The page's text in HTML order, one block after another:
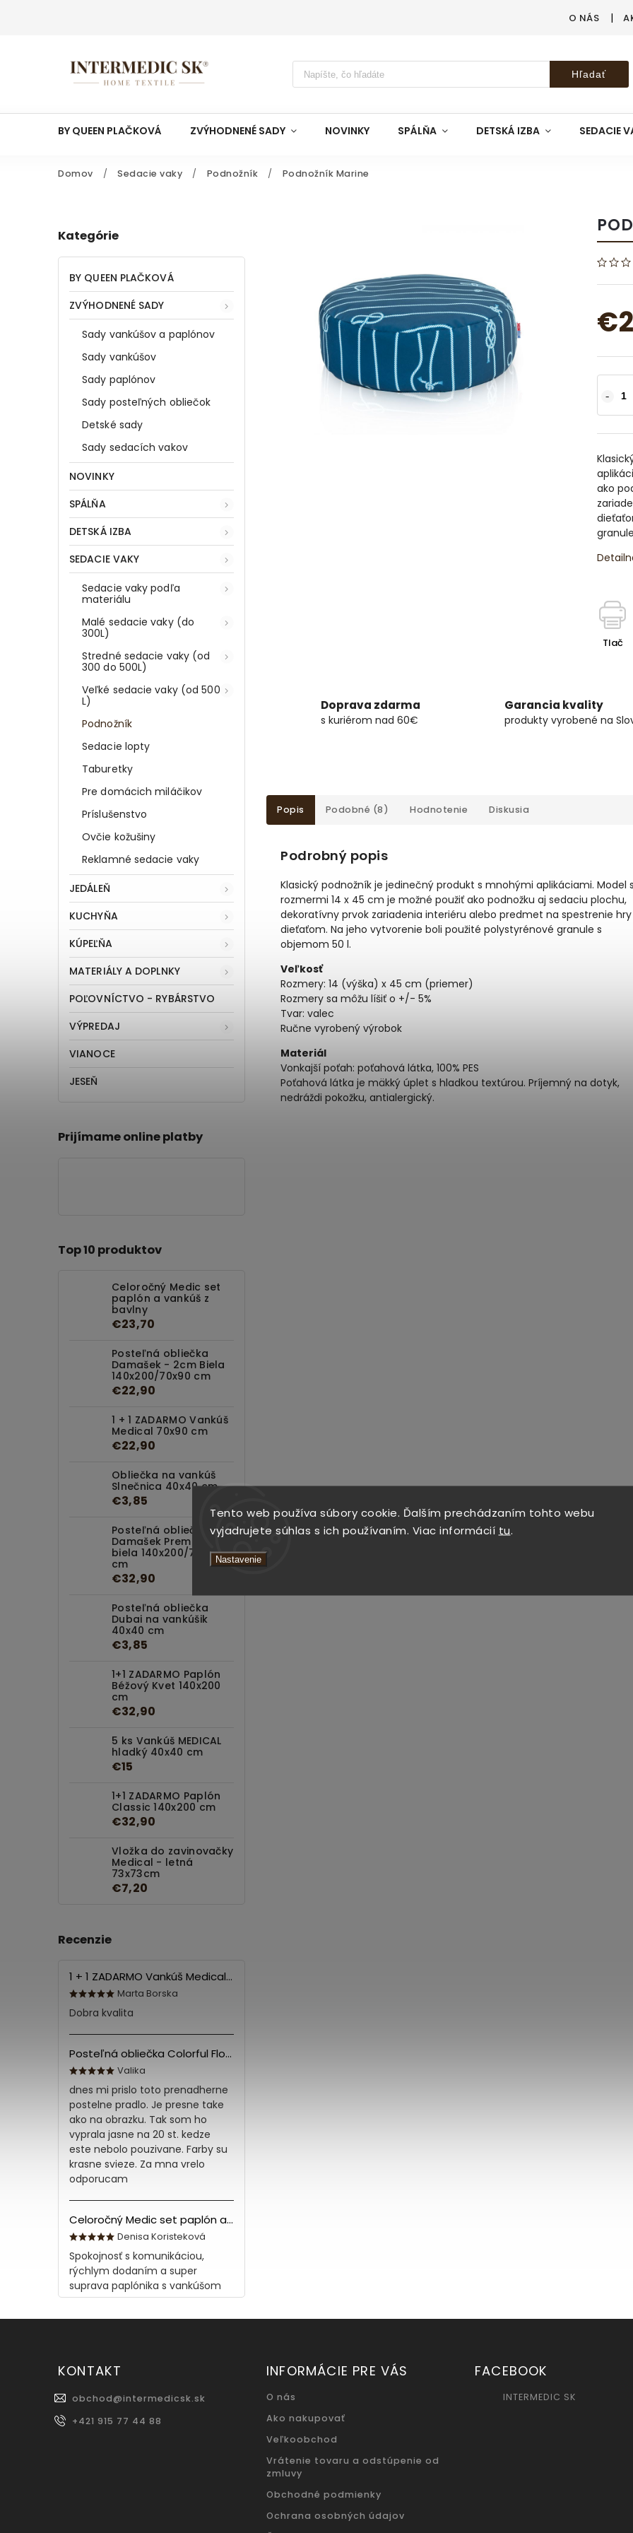
Tento web používa súbory cookie. Ďalším prechádzaním tohto webu
vyjadrujete súhlas s ich používaním. Viac informácií tu.
Nastavenie
O NÁS
Hľadať
BY QUEEN PLAČKOVÁ ZVÝHODNENÉ SADY NOVINKY SPÁLŇA DETSKÁ IZBA SEDACIE
Domov / Sedacie vaky / Podnožník / Podnožník Marine
Kategórie
BY QUEEN PLAČKOVÁ
ZVÝHODNENÉ SADY
Sady vankúšov a paplónov
Sady vankúšov
Sady paplónov
Sady posteľných obliečok
Detské sady
Sady sedacích vakov
NOVINKY
SPÁLŇA
DETSKÁ IZBA
SEDACIE VAKY
Sedacie vaky podľa
materiálu
Malé sedacie vaky (do
300L)
Stredné sedacie vaky (od
300 do 500L)
Veľké sedacie vaky (od 500
L)
Podnožník
Sedacie lopty
Taburetky
Pre domácich miláčikov
Príslušenstvo
Ovčie kožušiny
Reklamné sedacie vaky
JEDÁLEŇ
KUCHYŇA
KÚPEĽŇA
MATERIÁLY A DOPLNKY
POĽOVNÍCTVO - RYBÁRSTVO
VÝPREDAJ
VIANOCE
JESEŇ
Prijímame online platby
Top 10 produktov
Celoročný Medic set
paplón a vankúš z
bavlny
€23,70
Posteľná obliečka
Damašek - 2cm Biela
140x200/70x90 cm
€22,90
1 + 1 ZADARMO Vankúš
Medical 70x90 cm
€22,90
Obliečka na vankúš
Slnečnica 40x40 cm
€3,85
Posteľná obliečka
Damašek Premium
biela 140x200/70x90
cm
€32,90
Posteľná obliečka
Dubai na vankúšik
40x40 cm
€3,85
1+1 ZADARMO Paplón
Béžový Kvet 140x200
cm
€32,90
5 ks Vankúš MEDICAL
hladký 40x40 cm
€15
1+1 ZADARMO Paplón
Classic 140x200 cm
€32,90
Vložka do zavinovačky
Medical - letná
73x73cm
€7,20
Recenzie
1 + 1 ZADARMO Vankúš Medical 70x90 cm
Marta Borska
Dobra kvalita
Posteľná obliečka Colorful Flowers Modrá 140x200/70x90 cm
Valika
dnes mi prislo toto prenadherne
postelne pradlo. Je presne take
ako na obrazku. Tak som ho
vyprala jasne na 20 st. kedze
este nebolo pouzivane. Farby su
krasne svieze. Za mna vrelo
odporucam
Celoročný Medic set paplón a vankúš z bavlny
Denisa Koristeková
Spokojnosť s komunikáciou,
rýchlym dodaním a super
suprava paplónika s vankúšom
ako
Tlač
Doprava zdarma
s kuriérom nad 60€
Garancia kvality
produkty vyrobené na
Popis Podobné (8) Hodnotenie Diskusia
Podrobný popis
Klasický podnožník je jedinečný produkt s mnohými aplikáciami. Model s
rozmermi 14 x 45 cm je možné použiť ako podnožku aj sedaciu plochu,
dekoratívny prvok zariadenia interiéru alebo predmet na spestrenie hry
dieťaťom. Na jeho vytvorenie boli použité polystyrénové granule s
objemom 50 l.
Veľkosť
Rozmery: 14 (výška) x 45 cm (priemer)
Rozmery sa môžu líšiť o +/- 5%
Tvar: valec
Ručne vyrobený výrobok
Materiál
Vonkajší poťah: poťahová látka, 100% PES
Poťahová látka je mäkký úplet s hladkou textúrou. Príjemný na dotyk,
nedráždi pokožku, antialergický.
KONTAKT
obchod@intermedicsk.sk
+421 915 77 44 88
INFORMÁCIE PRE VÁS
O nás
Ako nakupovať
Veľkoobchod
Vrátenie tovaru a odstúpenie od
zmluvy
Obchodné podmienky
Ochrana osobných údajov
FACEBOOK
INTERMEDIC SK